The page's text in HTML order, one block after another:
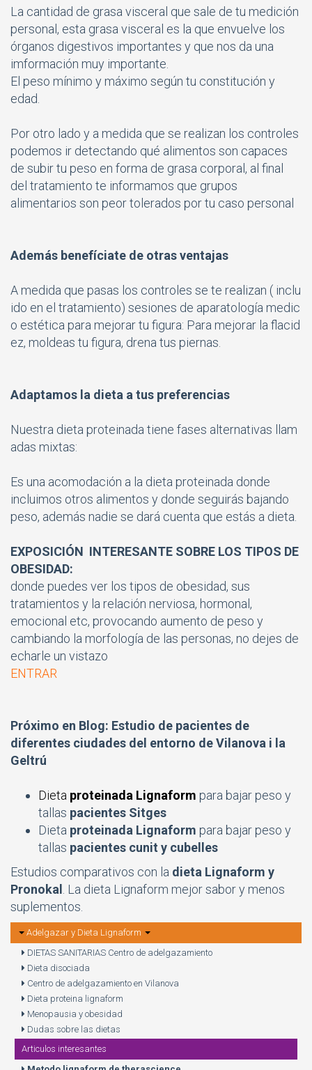
La cantidad de grasa visceral que sale de tu medición
personal, esta grasa visceral es la que envuelve los
órganos digestivos importantes y que nos da una
imformación muy importante.
El peso mínimo y máximo según tu constitución y
edad.
Por otro lado y a medida que se realizan los controles
podemos ir detectando qué alimentos son capaces
de subir tu peso en forma de grasa corporal, al final
del tratamiento te informamos que grupos
alimentarios son peor tolerados por tu caso personal
Además benefíciate de otras ventajas
A medida que pasas los controles se te realizan ( inclu
ido en el tratamiento) sesiones de aparatología medic
o estética para mejorar tu figura: Para mejorar la flacid
ez, moldeas tu figura, drena tus piernas.
Adaptamos la dieta a tus preferencias
Nuestra dieta proteinada tiene fases alternativas llam
adas mixtas:
Es una acomodación a la dieta proteinada donde
incluimos otros alimentos y donde seguirás bajando
peso, además nadie se dará cuenta que estás a dieta.
EXPOSICIÓN INTERESANTE SOBRE LOS TIPOS DE
OBESIDAD:
donde puedes ver los tipos de obesidad, sus
tratamientos y la relación nerviosa, hormonal,
emocional etc, provocando aumento de peso y
cambiando la morfología de las personas, no dejes de
echarle un vistazo
ENTRAR
Próximo en Blog: Estudio de pacientes de
diferentes ciudades del entorno de Vilanova i la
Geltrú
Dieta proteinada Lignaform para bajar peso y
tallas pacientes Sitges
Dieta proteinada Lignaform para bajar peso y
tallas pacientes cunit y cubelles
Estudios comparativos con la dieta Lignaform y
Pronokal . La dieta Lignaform mejor sabor y menos
suplementos.
Adelgazar y Dieta Lignaform
DIETAS SANITARIAS Centro de adelgazamiento
Dieta disociada
Centro de adelgazamiento en Vilanova
Dieta proteina lignaform
Menopausia y obesidad
Dudas sobre las dietas
Articulos interesantes